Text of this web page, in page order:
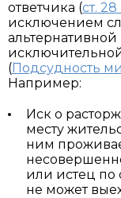
ответчика (ст.
исключением
альтернативной
(Подсудность
Например:
Иск о
месту
ним
или истец по
не может